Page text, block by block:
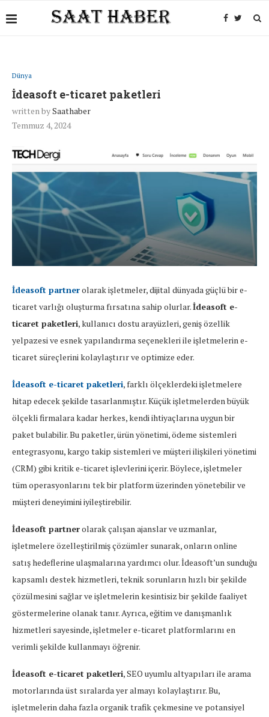
Dünya
İdeasoft e-ticaret paketleri
written bySaathaber
Temmuz 4, 2024
İdeasoft partnerolarak işletmeler, dijital dünyada güçlü bir e-
ticaret varlığı oluşturma fırsatına sahip olurlar.İdeasoft e-
ticaret paketleri, kullanıcı dostu arayüzleri, geniş özellik
yelpazesi ve esnek yapılandırma seçenekleri ile işletmelerin e-
ticaret süreçlerini kolaylaştırır ve optimize eder.
İdeasoft e-ticaret paketleri, farklı ölçeklerdeki işletmelere
hitap edecek şekilde tasarlanmıştır. Küçük işletmelerden büyük
ölçekli firmalara kadar herkes, kendi ihtiyaçlarına uygun bir
paket bulabilir. Bu paketler, ürün yönetimi, ödeme sistemleri
entegrasyonu, kargo takip sistemleri ve müşteri ilişkileri yönetimi
(CRM) gibi kritik e-ticaret işlevlerini içerir. Böylece, işletmeler
tüm operasyonlarını tek bir platform üzerinden yönetebilir ve
müşteri deneyimini iyileştirebilir.
İdeasoft partnerolarak çalışan ajanslar ve uzmanlar,
işletmelere özelleştirilmiş çözümler sunarak, onların online
satış hedeflerine ulaşmalarına yardımcı olur. İdeasoft’un sunduğu
kapsamlı destek hizmetleri, teknik sorunların hızlı bir şekilde
çözülmesini sağlar ve işletmelerin kesintisiz bir şekilde faaliyet
göstermelerine olanak tanır. Ayrıca, eğitim ve danışmanlık
hizmetleri sayesinde, işletmeler e-ticaret platformlarını en
verimli şekilde kullanmayı öğrenir.
İdeasoft e-ticaret paketleri, SEO uyumlu altyapıları ile arama
motorlarında üst sıralarda yer almayı kolaylaştırır. Bu,
işletmelerin daha fazla organik trafik çekmesine ve potansiyel